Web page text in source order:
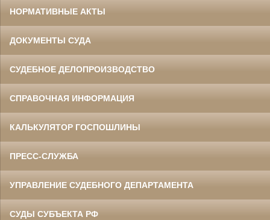
НОРМАТИВНЫЕ АКТЫ
ДОКУМЕНТЫ СУДА
СУДЕБНОЕ ДЕЛОПРОИЗВОДСТВО
СПРАВОЧНАЯ ИНФОРМАЦИЯ
КАЛЬКУЛЯТОР ГОСПОШЛИНЫ
ПРЕСС-СЛУЖБА
УПРАВЛЕНИЕ СУДЕБНОГО ДЕПАРТАМЕНТА
СУДЫ СУБЪЕКТА РФ